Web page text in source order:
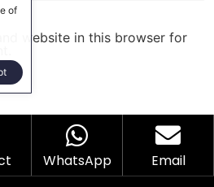
website in this browser for
WhatsApp Email
of